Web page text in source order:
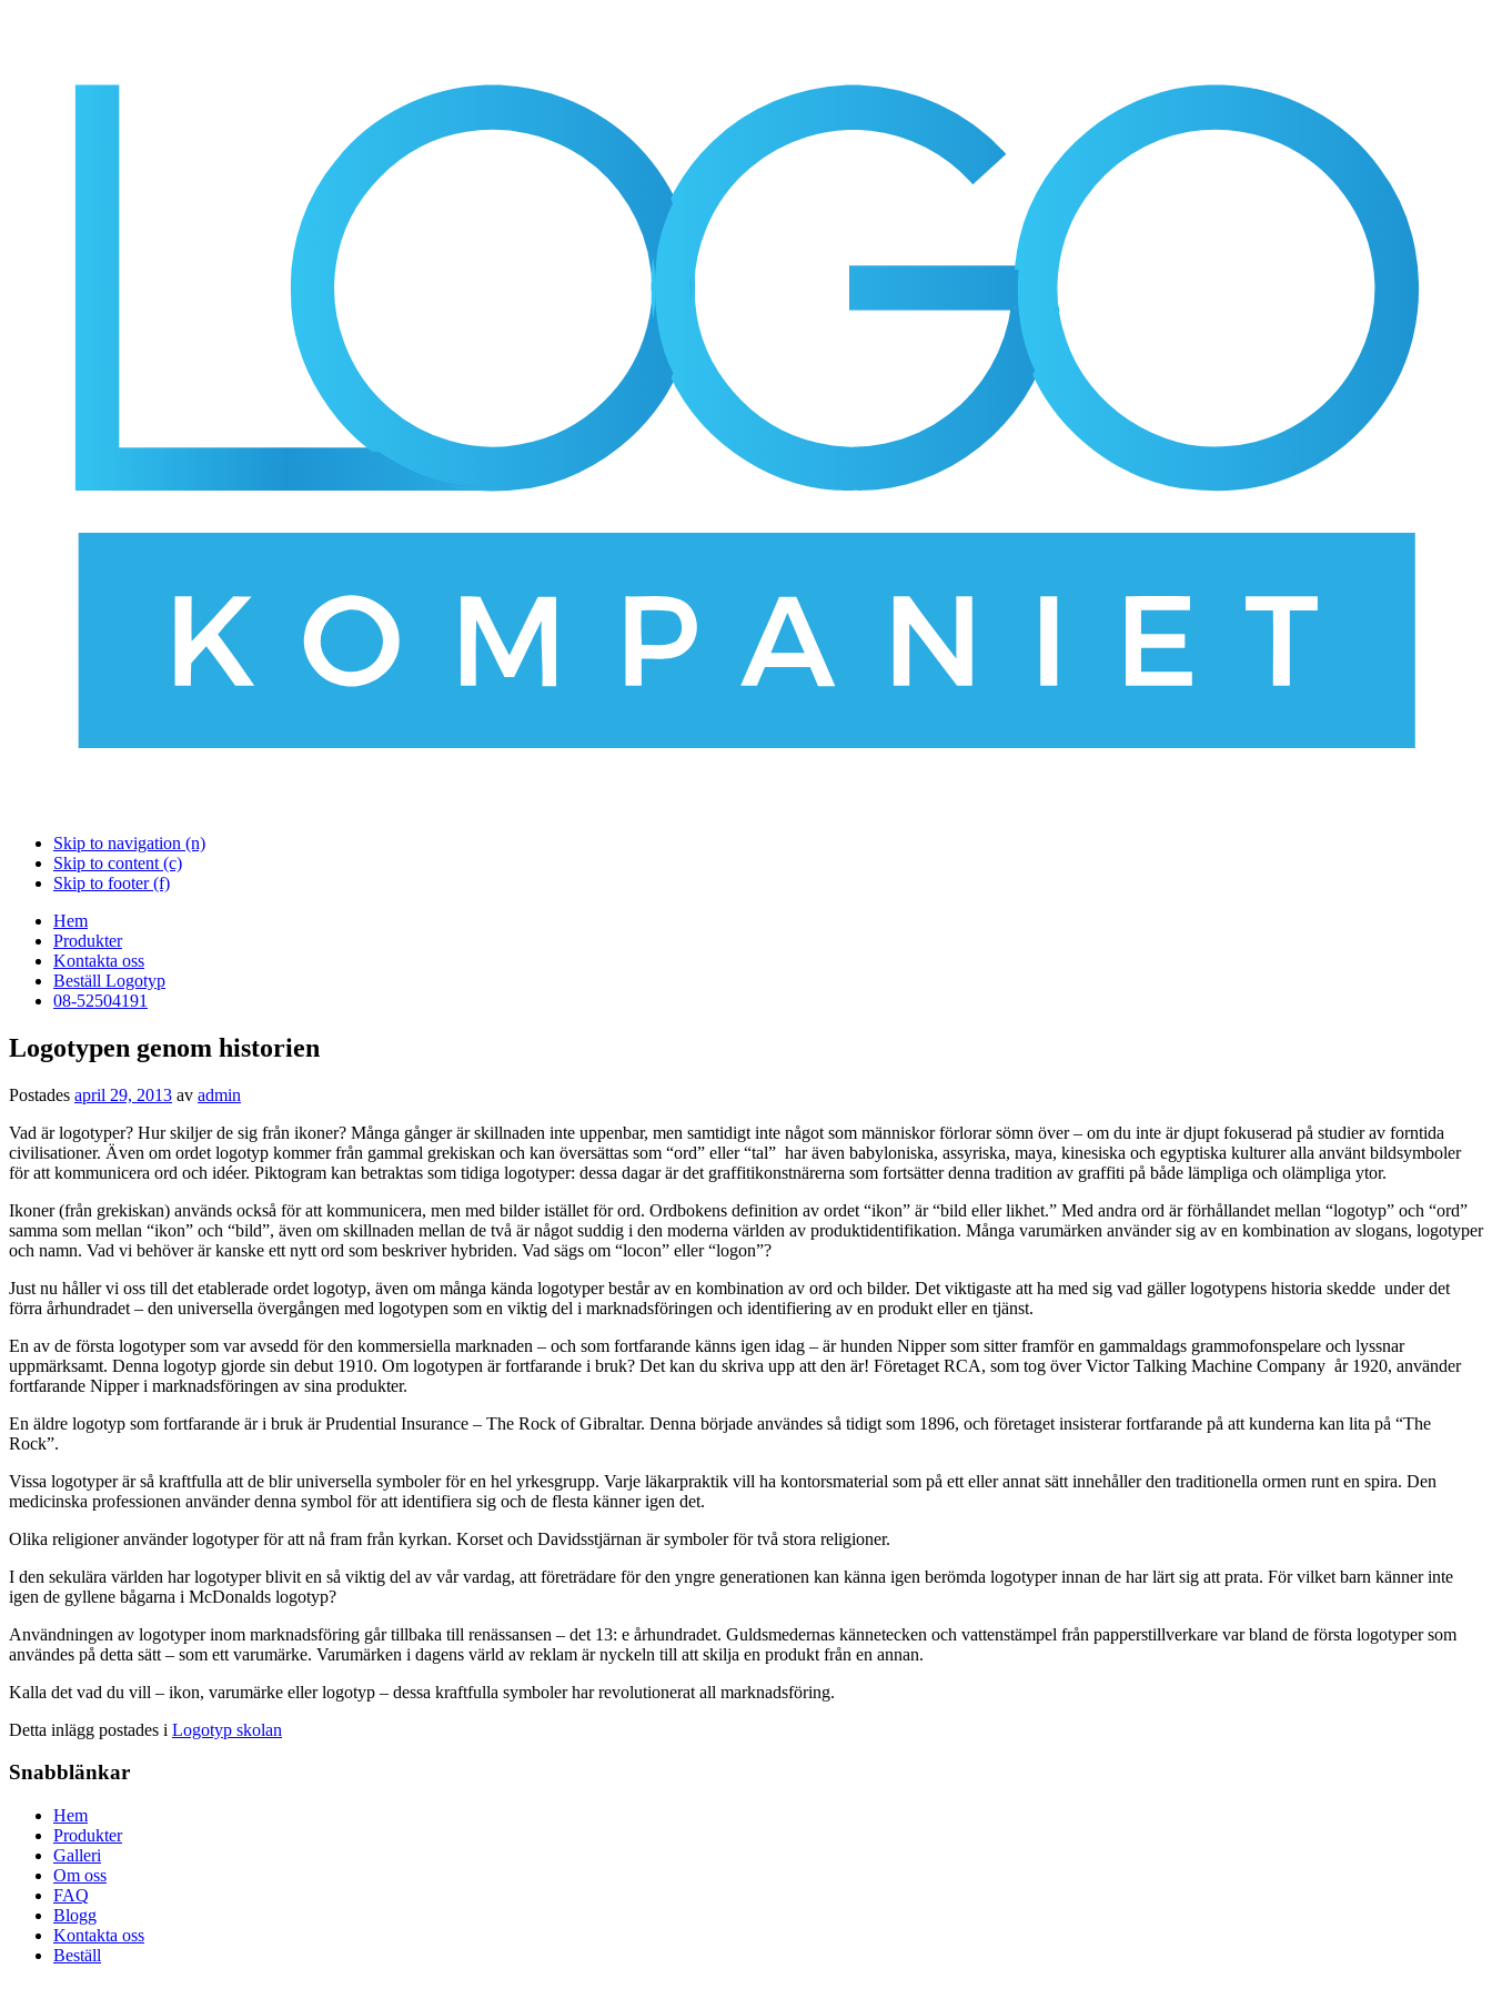
Skip to navigation (n)
Skip to content (c)
Skip to footer (f)
Hem
Produkter
Kontakta oss
Beställ Logotyp
08-52504191
Logotypen genom historien
Postades april 29, 2013 av admin
Vad är logotyper? Hur skiljer de sig från ikoner? Många gånger är skillnaden inte uppenbar, men samtidigt inte något som människor förlorar sömn över – om du inte är djupt fokuserad på studier av forntida
civilisationer. Även om ordet logotyp kommer från gammal grekiskan och kan översättas som “ord” eller “tal” har även babyloniska, assyriska, maya, kinesiska och egyptiska kulturer alla använt bildsymboler
för att kommunicera ord och idéer. Piktogram kan betraktas som tidiga logotyper: dessa dagar är det graffitikonstnärerna som fortsätter denna tradition av graffiti på både lämpliga och olämpliga ytor.
Ikoner (från grekiskan) används också för att kommunicera, men med bilder istället för ord. Ordbokens definition av ordet “ikon” är “bild eller likhet.” Med andra ord är förhållandet mellan “logotyp” och “ord”
samma som mellan “ikon” och “bild”, även om skillnaden mellan de två är något suddig i den moderna världen av produktidentifikation. Många varumärken använder sig av en kombination av slogans, logotyper
och namn. Vad vi behöver är kanske ett nytt ord som beskriver hybriden. Vad sägs om “locon” eller “logon”?
Just nu håller vi oss till det etablerade ordet logotyp, även om många kända logotyper består av en kombination av ord och bilder. Det viktigaste att ha med sig vad gäller logotypens historia skedde under det
förra århundradet – den universella övergången med logotypen som en viktig del i marknadsföringen och identifiering av en produkt eller en tjänst.
En av de första logotyper som var avsedd för den kommersiella marknaden – och som fortfarande känns igen idag – är hunden Nipper som sitter framför en gammaldags grammofonspelare och lyssnar
uppmärksamt. Denna logotyp gjorde sin debut 1910. Om logotypen är fortfarande i bruk? Det kan du skriva upp att den är! Företaget RCA, som tog över Victor Talking Machine Company år 1920, använder
fortfarande Nipper i marknadsföringen av sina produkter.
En äldre logotyp som fortfarande är i bruk är Prudential Insurance – The Rock of Gibraltar. Denna började användes så tidigt som 1896, och företaget insisterar fortfarande på att kunderna kan lita på “The
Rock”.
Vissa logotyper är så kraftfulla att de blir universella symboler för en hel yrkesgrupp. Varje läkarpraktik vill ha kontorsmaterial som på ett eller annat sätt innehåller den traditionella ormen runt en spira. Den
medicinska professionen använder denna symbol för att identifiera sig och de flesta känner igen det.
Olika religioner använder logotyper för att nå fram från kyrkan. Korset och Davidsstjärnan är symboler för två stora religioner.
I den sekulära världen har logotyper blivit en så viktig del av vår vardag, att företrädare för den yngre generationen kan känna igen berömda logotyper innan de har lärt sig att prata. För vilket barn känner inte
igen de gyllene bågarna i McDonalds logotyp?
Användningen av logotyper inom marknadsföring går tillbaka till renässansen – det 13: e århundradet. Guldsmedernas kännetecken och vattenstämpel från papperstillverkare var bland de första logotyper som
användes på detta sätt – som ett varumärke. Varumärken i dagens värld av reklam är nyckeln till att skilja en produkt från en annan.
Kalla det vad du vill – ikon, varumärke eller logotyp – dessa kraftfulla symboler har revolutionerat all marknadsföring.
Detta inlägg postades i Logotyp skolan
Snabblänkar
Hem
Produkter
Galleri
Om oss
FAQ
Blogg
Kontakta oss
Beställ